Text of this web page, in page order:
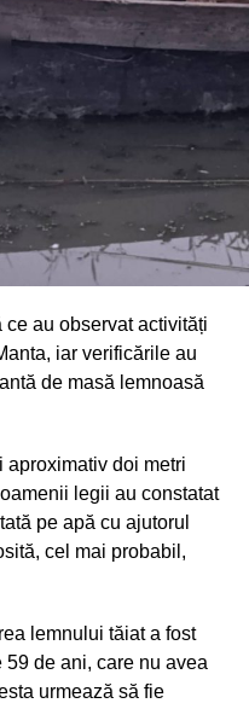
au observat activități
iar verificările au
de masă lemnoasă
aproximativ doi metri
legii au constatat
pe apă cu ajutorul
cel mai probabil,
lemnului tăiat a fost
de ani, care nu avea
urmează să fie